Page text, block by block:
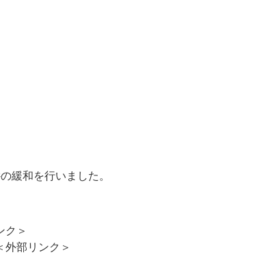
緩和を行いました。
ク＞
外部リンク＞